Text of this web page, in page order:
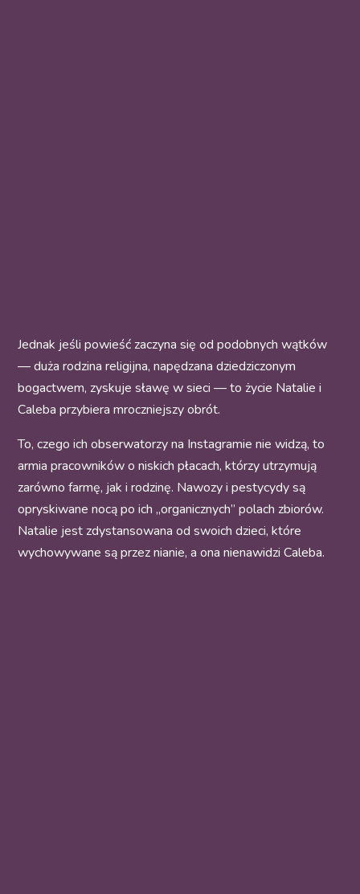
Jednak jeśli powieść zaczyna się od podobnych wątków
— duża rodzina religijna, napędzana dziedziczonym
bogactwem, zyskuje sławę w sieci — to życie Natalie i
Caleba przybiera mroczniejszy obrót.
To, czego ich obserwatorzy na Instagramie nie widzą, to
armia pracowników o niskich płacach, którzy utrzymują
zarówno farmę, jak i rodzinę. Nawozy i pestycydy są
opryskiwane nocą po ich „organicznych” polach zbiorów.
Natalie jest zdystansowana od swoich dzieci, które
wychowywane są przez nianie, a ona nienawidzi Caleba.